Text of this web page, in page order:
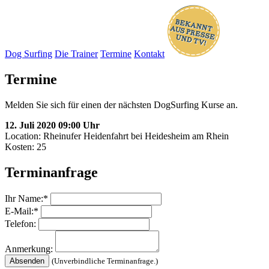
Dog Surfing Die Trainer Termine Kontakt
Termine
Melden Sie sich für einen der nächsten DogSurfing Kurse an.
12. Juli 2020 09:00 Uhr
Location: Rheinufer Heidenfahrt bei Heidesheim am Rhein
Kosten: 25
Terminanfrage
Ihr Name:*
E-Mail:*
Telefon:
Anmerkung:
(Unverbindliche Terminanfrage.)